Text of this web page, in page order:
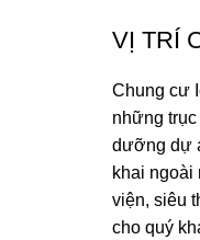
VỊ TRÍ
Chung cư
những
dưỡng dự
khai ngoài
viện, siêu
cho quý